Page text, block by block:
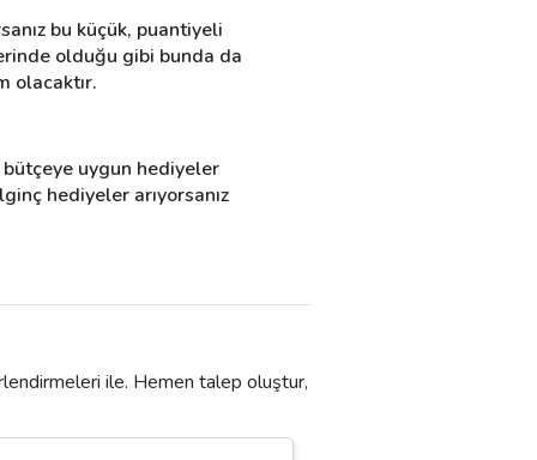
bu küçük, puantiyeli
olduğu gibi bunda da
olacaktır.
uygun hediyeler
hediyeler arıyorsanız
ile. Hemen talep oluştur,